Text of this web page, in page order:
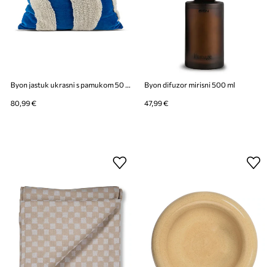
80,99 €
Byon difuzor mirisni 500 ml
47,99 €